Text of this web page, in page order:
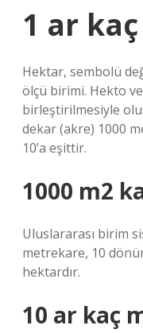
1 ar
Hektar, sembolü
ölçü birimi. Hekto
birleştirilmesiyle
dekar (akre) 1000
10’a eşittir.
1000 m2
Uluslararası birim
metrekare, 10
hektardır.
10 ar kaç